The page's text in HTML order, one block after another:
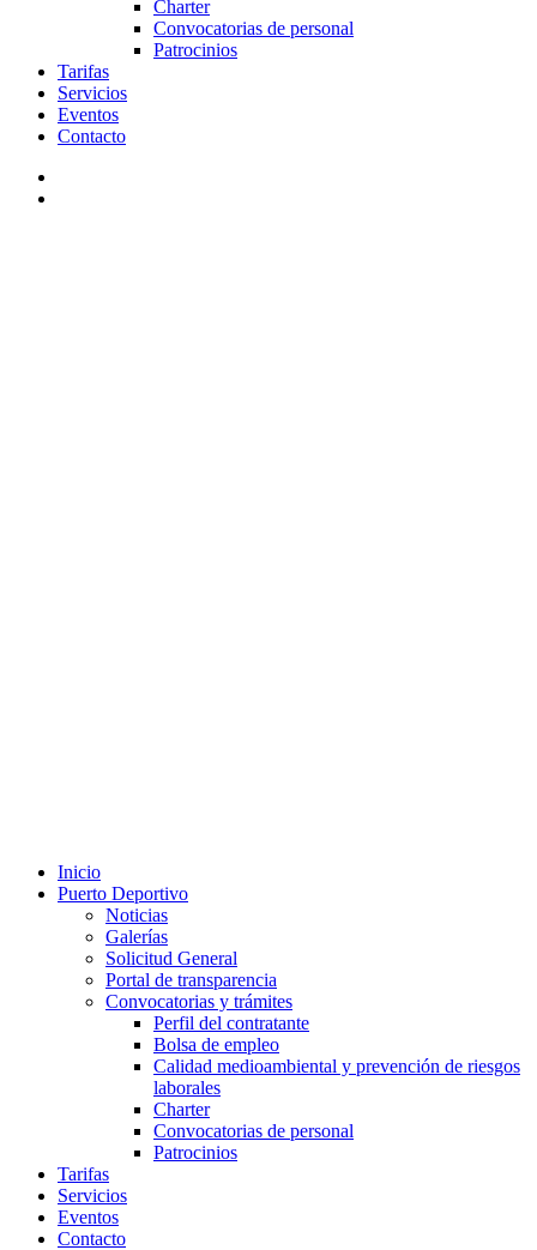
Charter
Convocatorias de personal
Patrocinios
Tarifas
Servicios
Eventos
Contacto
Inicio
Puerto Deportivo
Noticias
Galerías
Solicitud General
Portal de transparencia
Convocatorias y trámites
Perfil del contratante
Bolsa de empleo
Calidad medioambiental y prevención de riesgos
laborales
Charter
Convocatorias de personal
Patrocinios
Tarifas
Servicios
Eventos
Contacto